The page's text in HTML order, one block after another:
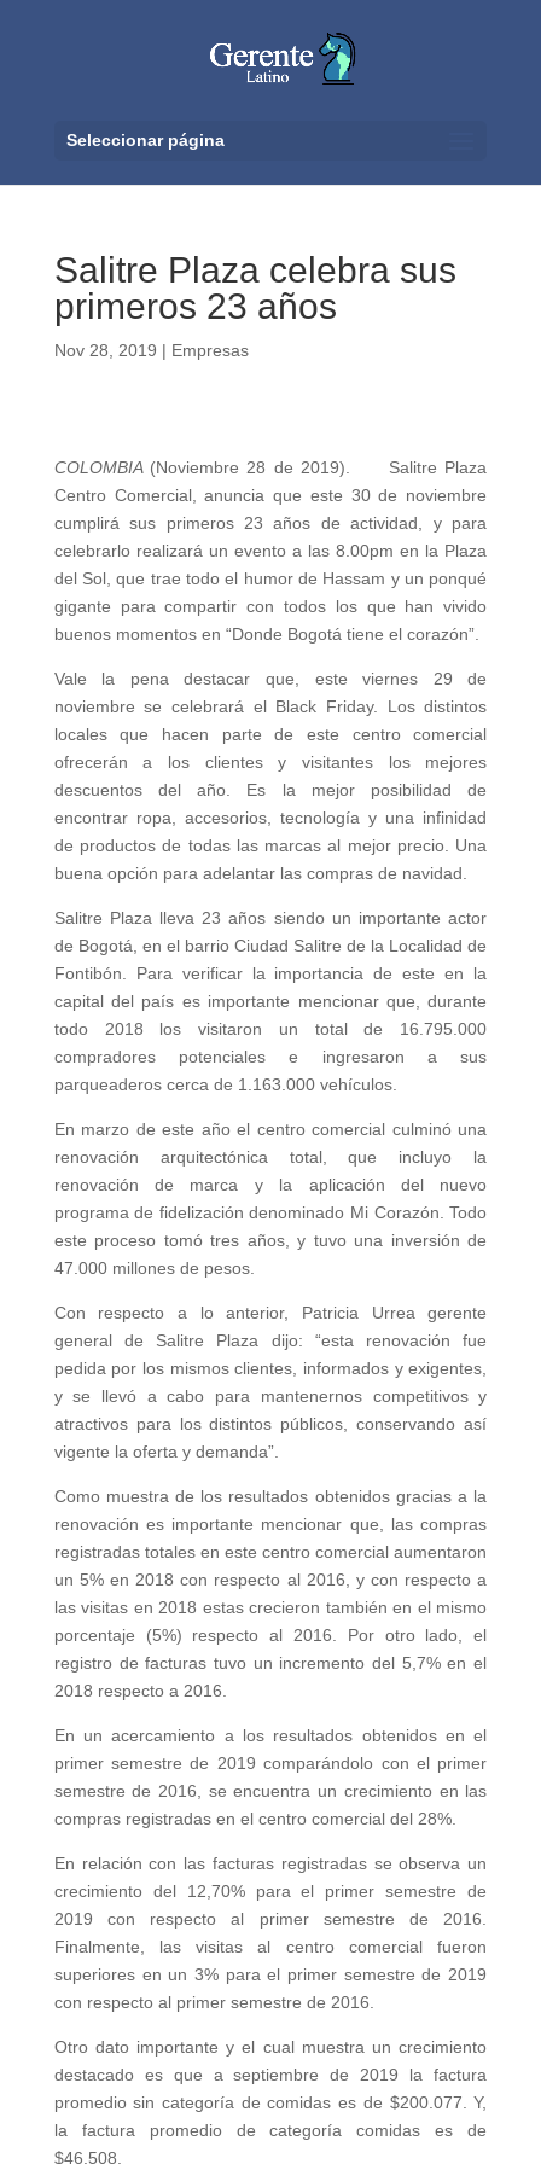
Seleccionar página
Salitre Plaza celebra sus
primeros 23 años
Nov 28, 2019 | Empresas
COLOMBIA (Noviembre 28 de 2019). Salitre Plaza
Centro Comercial, anuncia que este 30 de noviembre
cumplirá sus primeros 23 años de actividad, y para
celebrarlo realizará un evento a las 8.00pm en la Plaza
del Sol, que trae todo el humor de Hassam y un ponqué
gigante para compartir con todos los que han vivido
buenos momentos en “Donde Bogotá tiene el corazón”.
Vale la pena destacar que, este viernes 29 de
noviembre se celebrará el Black Friday. Los distintos
locales que hacen parte de este centro comercial
ofrecerán a los clientes y visitantes los mejores
descuentos del año. Es la mejor posibilidad de
encontrar ropa, accesorios, tecnología y una infinidad
de productos de todas las marcas al mejor precio. Una
buena opción para adelantar las compras de navidad.
Salitre Plaza lleva 23 años siendo un importante actor
de Bogotá, en el barrio Ciudad Salitre de la Localidad de
Fontibón. Para verificar la importancia de este en la
capital del país es importante mencionar que, durante
todo 2018 los visitaron un total de 16.795.000
compradores potenciales e ingresaron a sus
parqueaderos cerca de 1.163.000 vehículos.
En marzo de este año el centro comercial culminó una
renovación arquitectónica total, que incluyo la
renovación de marca y la aplicación del nuevo
programa de fidelización denominado Mi Corazón. Todo
este proceso tomó tres años, y tuvo una inversión de
47.000 millones de pesos.
Con respecto a lo anterior, Patricia Urrea gerente
general de Salitre Plaza dijo: “esta renovación fue
pedida por los mismos clientes, informados y exigentes,
y se llevó a cabo para mantenernos competitivos y
atractivos para los distintos públicos, conservando así
vigente la oferta y demanda”.
Como muestra de los resultados obtenidos gracias a la
renovación es importante mencionar que, las compras
registradas totales en este centro comercial aumentaron
un 5% en 2018 con respecto al 2016, y con respecto a
las visitas en 2018 estas crecieron también en el mismo
porcentaje (5%) respecto al 2016. Por otro lado, el
registro de facturas tuvo un incremento del 5,7% en el
2018 respecto a 2016.
En un acercamiento a los resultados obtenidos en el
primer semestre de 2019 comparándolo con el primer
semestre de 2016, se encuentra un crecimiento en las
compras registradas en el centro comercial del 28%.
En relación con las facturas registradas se observa un
crecimiento del 12,70% para el primer semestre de
2019 con respecto al primer semestre de 2016.
Finalmente, las visitas al centro comercial fueron
superiores en un 3% para el primer semestre de 2019
con respecto al primer semestre de 2016.
Otro dato importante y el cual muestra un crecimiento
destacado es que a septiembre de 2019 la factura
promedio sin categoría de comidas es de $200.077. Y,
la factura promedio de categoría comidas es de
$46.508.